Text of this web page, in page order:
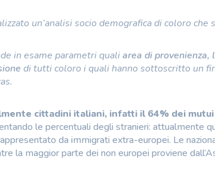
un’analisi socio demografica di coloro che
in esame parametri qualiarea di provenienza,
di tutti coloro i quali hanno sottoscritto un
cittadini italiani, infatti il 64% dei
le percentuali degli stranieri: attualmente
da immigrati extra-europei. Le
la maggior parte dei non europei proviene